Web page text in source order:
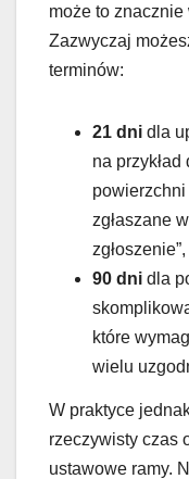
może to znacznie
Zazwyczaj
terminów:
21 dni dla
na
powierzchni
zgłaszane
zgłoszenie”,
90 dni dla
które
wielu
W praktyce
rzeczywisty czas
ustawowe ramy.